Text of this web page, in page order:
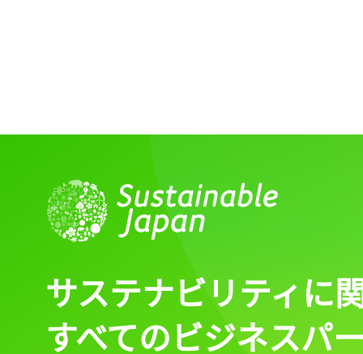
サステナビリティに
すべてのビジネスパ